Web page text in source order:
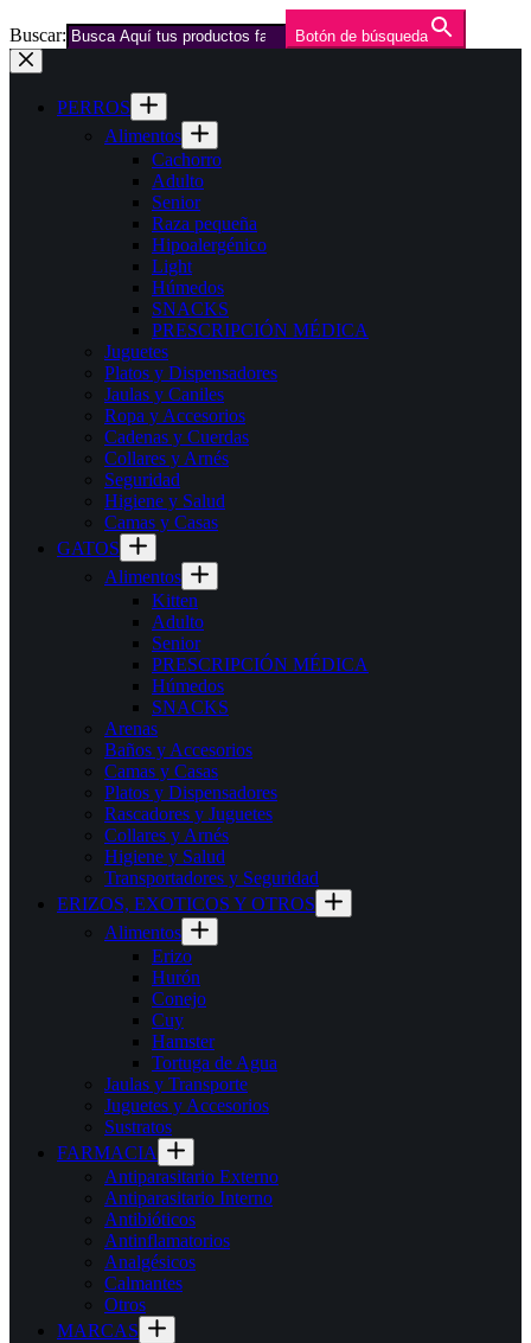
Buscar: Botón de búsqueda
Saltar
al
contenidoPERROS
Alimentos
Cachorro
Adulto
Senior
Raza pequeña
Hipoalergénico
Light
Húmedos
SNACKS
PRESCRIPCIÓN MÉDICA
Juguetes
Platos y Dispensadores
Jaulas y Caniles
Ropa y Accesorios
Cadenas y Cuerdas
Collares y Arnés
Seguridad
Higiene y Salud
Camas y Casas
GATOS
Alimentos
Kitten
Adulto
Senior
PRESCRIPCIÓN MÉDICA
Húmedos
SNACKS
Arenas
Baños y Accesorios
Camas y Casas
Platos y Dispensadores
Rascadores y Juguetes
Collares y Arnés
Higiene y Salud
Transportadores y Seguridad
ERIZOS, EXOTICOS Y OTROS
Alimentos
Erizo
Hurón
Conejo
Cuy
Hamster
Tortuga de Agua
Jaulas y Transporte
Juguetes y Accesorios
Sustratos
FARMACIA
Antiparasitario Externo
Antiparasitario Interno
Antibióticos
Antinflamatorios
Analgésicos
Calmantes
Otros
MARCAS